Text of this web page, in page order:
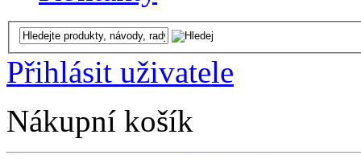
Přihlásit uživatele
Nákupní košík